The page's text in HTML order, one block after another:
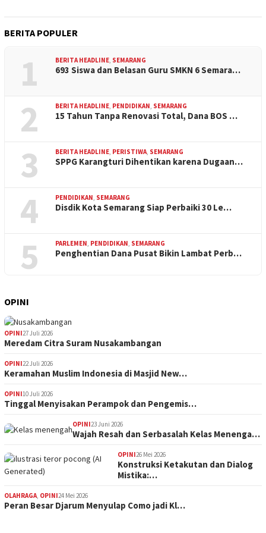
BERITA POPULER
1 BERITA HEADLINE, SEMARANG
693 Siswa dan Belasan Guru SMKN 6 Semara…
2 BERITA HEADLINE, PENDIDIKAN, SEMARANG
15 Tahun Tanpa Renovasi Total, Dana BOS …
3 BERITA HEADLINE, PERISTIWA, SEMARANG
SPPG Karangturi Dihentikan karena Dugaan…
4 PENDIDIKAN, SEMARANG
Disdik Kota Semarang Siap Perbaiki 30 Le…
5 PARLEMEN, PENDIDIKAN, SEMARANG
Penghentian Dana Pusat Bikin Lambat Perb…
OPINI
OPINI27 Juli 2026
Meredam Citra Suram Nusakambangan
OPINI22 Juli 2026
Keramahan Muslim Indonesia di Masjid New…
OPINI10 Juli 2026
Tinggal Menyisakan Perampok dan Pengemis…
OPINI23 Juni 2026
Wajah Resah dan Serbasalah Kelas Menenga…
OPINI26 Mei 2026
Konstruksi Ketakutan dan Dialog
Mistika:…
OLAHRAGA, OPINI24 Mei 2026
Peran Besar Djarum Menyulap Como jadi Kl…